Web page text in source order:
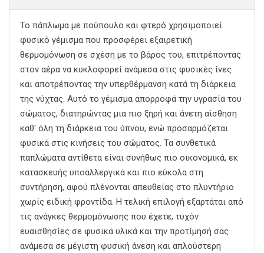
Το πάπλωμα με πούπουλο και φτερό χρησιμοποιεί
φυσικό γέμισμα που προσφέρει εξαιρετική
θερμομόνωση σε σχέση με το βάρος του, επιτρέποντας
στον αέρα να κυκλοφορεί ανάμεσα στις φυσικές ίνες
και αποτρέποντας την υπερθέρμανση κατά τη διάρκεια
της νύχτας. Αυτό το γέμισμα απορροφά την υγρασία του
σώματος, διατηρώντας μια πιο ξηρή και άνετη αίσθηση
καθ' όλη τη διάρκεια του ύπνου, ενώ προσαρμόζεται
φυσικά στις κινήσεις του σώματος. Τα συνθετικά
παπλώματα αντίθετα είναι συνήθως πιο οικονομικά, εκ
κατασκευής υποαλλεργικά και πιο εύκολα στη
συντήρηση, αφού πλένονται απευθείας στο πλυντήριο
χωρίς ειδική φροντίδα. Η τελική επιλογή εξαρτάται από
τις ανάγκες θερμομόνωσης που έχετε, τυχόν
ευαισθησίες σε φυσικά υλικά και την προτίμησή σας
ανάμεσα σε μέγιστη φυσική άνεση και απλούστερη